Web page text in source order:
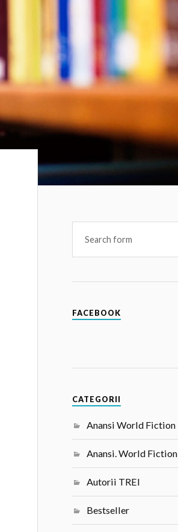
FACEBOOK
CATEGORII
Anansi World Fiction
Anansi. World Fiction
Autorii TREI
Bestseller